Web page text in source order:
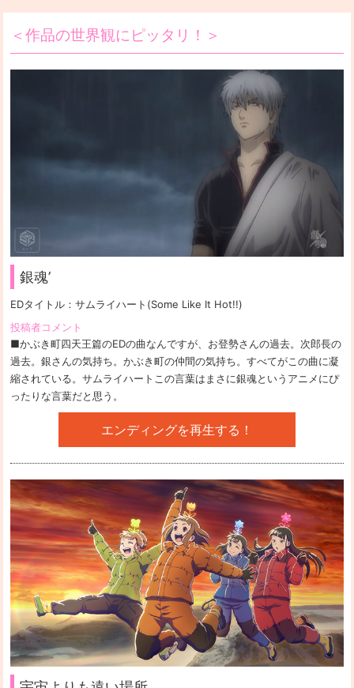
＜作品の世界観にピッタリ！＞
銀魂’
EDタイトル：サムライハート(Some Like It Hot!!)
投稿者コメント
■かぶき町四天王篇のEDの曲なんですが、お登勢さんの過去。次郎長の
過去。銀さんの気持ち。かぶき町の仲間の気持ち。すべてがこの曲に凝
縮されている。サムライハートこの言葉はまさに銀魂というアニメにぴ
ったりな言葉だと思う。
エンディングを再生する！